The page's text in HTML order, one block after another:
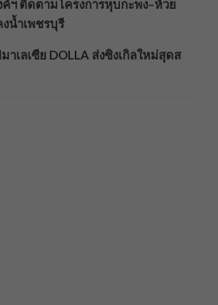
ค์ฯ ติดตามโครงการหุบกะพง–ห้วย
น้ำเพชรบุรี
าเลเซีย DOLLA ส่งซิงเกิลใหม่สุดส